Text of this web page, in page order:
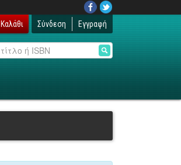
Καλάθι
Σύνδεση Εγγραφή